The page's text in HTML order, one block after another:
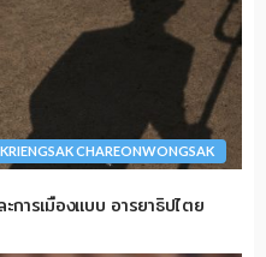
CHAREONWONGSAK
การเมืองแบบ อารยาธิปไตย